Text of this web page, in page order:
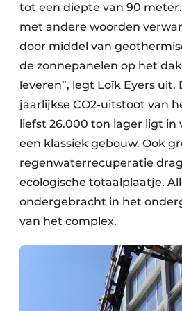
tot een diepte van 90
met andere woorden
door middel van
de zonnepanelen op het
leveren”, legt Loïk Eyers
jaarlijkse CO2-uitstoot van
liefst 26.000 ton lager ligt
een klassiek gebouw. Ook
regenwaterrecuperatie
ecologische totaalplaatje.
ondergebracht in het
van het complex.